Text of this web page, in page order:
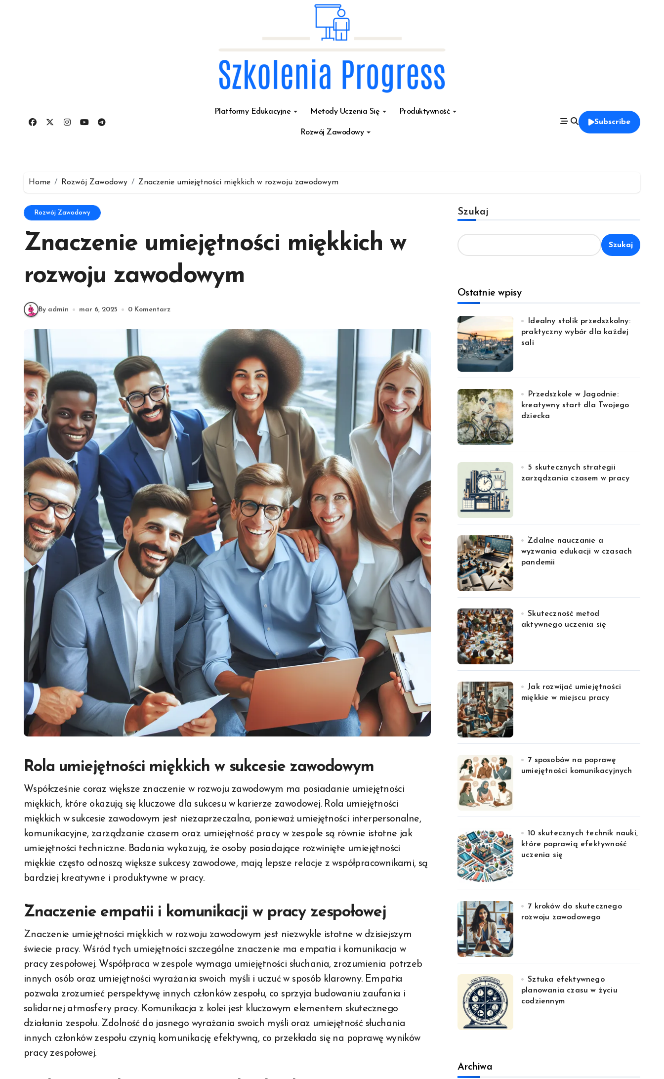
Platformy Edukacyjne Metody Uczenia Się Produktywność
Rozwój Zawodowy
Subscribe
Home Rozwój Zawodowy Znaczenie umiejętności miękkich w rozwoju zawodowym
Rozwój Zawodowy
Znaczenie umiejętności miękkich w
rozwoju zawodowym
By admin mar 6, 2025 0 Komentarz
Rola umiejętności miękkich w sukcesie zawodowym
Współcześnie coraz większe znaczenie w rozwoju zawodowym ma posiadanie umiejętności
miękkich, które okazują się kluczowe dla sukcesu w karierze zawodowej. Rola umiejętności
miękkich w sukcesie zawodowym jest niezaprzeczalna, ponieważ umiejętności interpersonalne,
komunikacyjne, zarządzanie czasem oraz umiejętność pracy w zespole są równie istotne jak
umiejętności techniczne. Badania wykazują, że osoby posiadające rozwinięte umiejętności
miękkie często odnoszą większe sukcesy zawodowe, mają lepsze relacje z współpracownikami, są
bardziej kreatywne i produktywne w pracy.
Znaczenie empatii i komunikacji w pracy zespołowej
Znaczenie umiejętności miękkich w rozwoju zawodowym jest niezwykle istotne w dzisiejszym
świecie pracy. Wśród tych umiejętności szczególne znaczenie ma empatia i komunikacja w
pracy zespołowej. Współpraca w zespole wymaga umiejętności słuchania, zrozumienia potrzeb
innych osób oraz umiejętności wyrażania swoich myśli i uczuć w sposób klarowny. Empatia
pozwala zrozumieć perspektywę innych członków zespołu, co sprzyja budowaniu zaufania i
solidarnej atmosfery pracy. Komunikacja z kolei jest kluczowym elementem skutecznego
działania zespołu. Zdolność do jasnego wyrażania swoich myśli oraz umiejętność słuchania
innych członków zespołu czynią komunikację efektywną, co przekłada się na poprawę wyników
pracy zespołowej.
Szukaj
Szukaj
Ostatnie wpisy
Idealny stolik przedszkolny:
praktyczny wybór dla każdej
sali
Przedszkole w Jagodnie:
kreatywny start dla Twojego
dziecka
5 skutecznych strategii
zarządzania czasem w pracy
Zdalne nauczanie a
wyzwania edukacji w czasach
pandemii
Skuteczność metod
aktywnego uczenia się
Jak rozwijać umiejętności
miękkie w miejscu pracy
7 sposobów na poprawę
umiejętności komunikacyjnych
10 skutecznych technik nauki,
które poprawią efektywność
uczenia się
7 kroków do skutecznego
rozwoju zawodowego
Sztuka efektywnego
planowania czasu w życiu
codziennym
Archiwa